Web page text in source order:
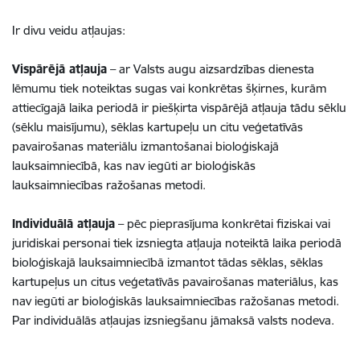
Ir divu veidu atļaujas:
Vispārējā atļauja – ar Valsts augu aizsardzības dienesta
lēmumu tiek noteiktas sugas vai konkrētas šķirnes, kurām
attiecīgajā laika periodā ir piešķirta vispārējā atļauja tādu sēklu
(sēklu maisījumu), sēklas kartupeļu un citu veģetatīvās
pavairošanas materiālu izmantošanai bioloģiskajā
lauksaimniecībā, kas nav iegūti ar bioloģiskās
lauksaimniecības ražošanas metodi.
Individuālā atļauja – pēc pieprasījuma konkrētai fiziskai vai
juridiskai personai tiek izsniegta atļauja noteiktā laika periodā
bioloģiskajā lauksaimniecībā izmantot tādas sēklas, sēklas
kartupeļus un citus veģetatīvās pavairošanas materiālus, kas
nav iegūti ar bioloģiskās lauksaimniecības ražošanas metodi.
Par individuālās atļaujas izsniegšanu jāmaksā valsts nodeva.